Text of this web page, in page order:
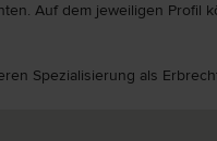
Auf dem jeweiligen
Spezialisierung als